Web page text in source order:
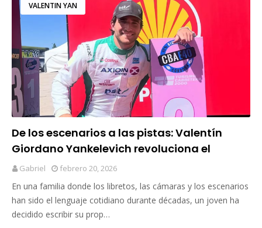
VALENTIN YAN
De los escenarios a las pistas: Valentín
Giordano Yankelevich revoluciona el
TC2000
Gabriel febrero 20, 2026
En una familia donde los libretos, las cámaras y los escenarios
han sido el lenguaje cotidiano durante décadas, un joven ha
decidido escribir su prop…